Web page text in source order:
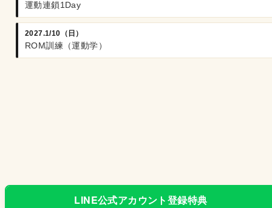
運動連鎖1Day
2027.1/10（日）
ROM訓練（運動学）
LINE公式アカウント登録特典